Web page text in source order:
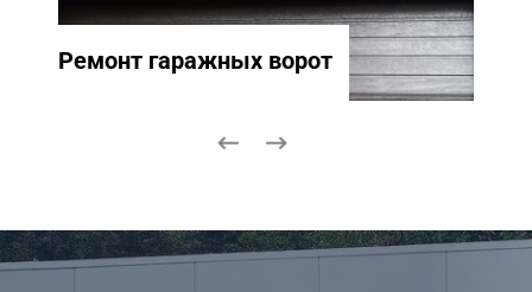
Ремонт гаражных ворот